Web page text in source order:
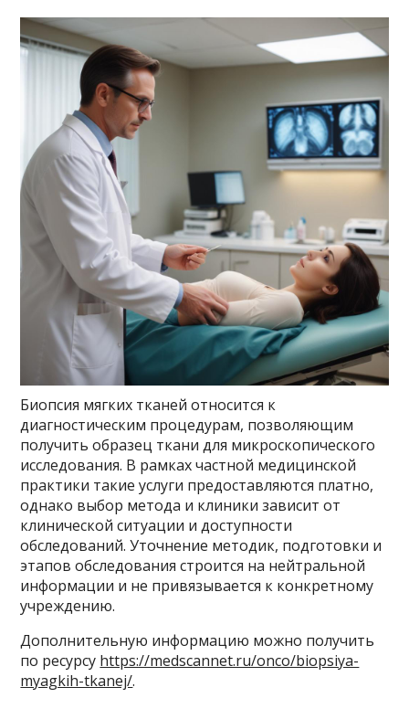
Биопсия мягких тканей относится к
диагностическим процедурам, позволяющим
получить образец ткани для микроскопического
исследования. В рамках частной медицинской
практики такие услуги предоставляются платно,
однако выбор метода и клиники зависит от
клинической ситуации и доступности
обследований. Уточнение методик, подготовки и
этапов обследования строится на нейтральной
информации и не привязывается к конкретному
учреждению.
Дополнительную информацию можно получить
по ресурсу https://medscannet.ru/onco/biopsiya-
myagkih-tkanej/.